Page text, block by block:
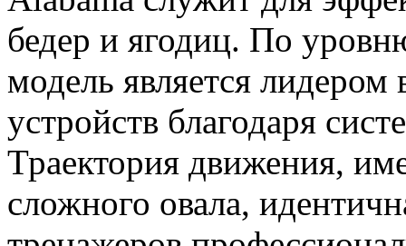
бедер и ягодиц. По
модель является
устройств благодаря
Траектория движения,
сложного овала,